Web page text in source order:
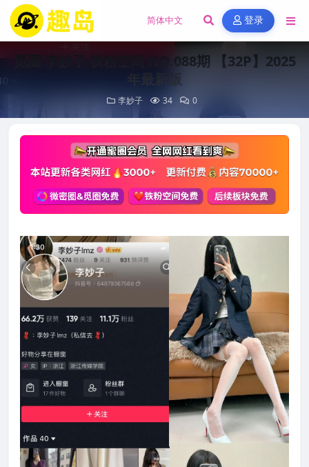
登录
觅圈 李妙子 铁粉空间 NO.088期 【32P】2025
年最新版
李妙子 34 0